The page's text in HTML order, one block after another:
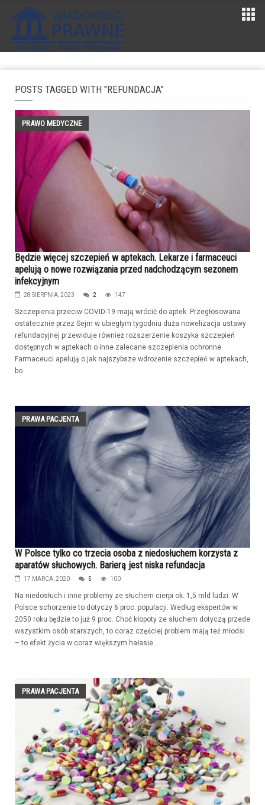
POSTS TAGGED WITH "REFUNDACJA"
PRAWO MEDYCZNE
Będzie więcej szczepień w aptekach. Lekarze i farmaceuci
apelują o nowe rozwiązania przed nadchodzącym sezonem
infekcyjnym
28 SIERPNIA, 2023 2 147
Szczepienia przeciw COVID-19 mają wrócić do aptek. Przegłosowana
ostatecznie przez Sejm w ubiegłym tygodniu duża nowelizacja ustawy
refundacyjnej przewiduje również rozszerzenie koszyka szczepień
dostępnych w aptekach o inne zalecane szczepienia ochronne.
Farmaceuci apelują o jak najszybsze wdrożenie szczepień w aptekach,
bo...
PRAWA PACJENTA
W Polsce tylko co trzecia osoba z niedosłuchem korzysta z
aparatów słuchowych. Barierą jest niska refundacja
17 MARCA, 2020 5 100
Na niedosłuch i inne problemy ze słuchem cierpi ok. 1,5 mld ludzi. W
Polsce schorzenie to dotyczy 6 proc. populacji. Według ekspertów w
2050 roku będzie to już 9 proc. Choć kłopoty ze słuchem dotyczą przede
wszystkim osób starszych, to coraz częściej problem mają też młodsi
– to efekt życia w coraz większym hałasie...
PRAWA PACJENTA